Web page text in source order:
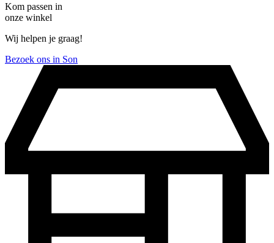
Kom passen in
onze winkel
Wij helpen je graag!
Bezoek ons in Son